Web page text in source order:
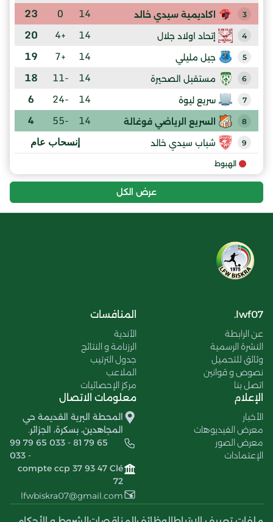
3 اكاديمية سيدي خالد 14
0
23
4 إتحاد اولاد جلال 14
+4
20
5 جيل مليلي 14
+7
19
6 مستقبل الصحيرة 14
-11
18
7 سريع ليوة 14
-24
6
8 السريع الرياضي فوغالة 14
-55
4
9 شباب سيدي خالد إنسحاب عام
الهبوط
عرض الكل
lwf07.
عن الرابطة
النشرة الرسمية
وثائق للتحميل
نصوص و قوانين
اتصل بنا
المنافسات
الأندية
الرزنامة و النتائج
جدول الترتيب
الملاعب
مركز الإحصائيات
الإعلام
الأخبار
معرض الفيديوهات
معرض الصور
الإعتمادات
معلومات الاتصال
المحطة البرية القديمة حي
المجاهدين، بسكرة، الجزائر.
99 79 65 033 - 81 79 65
033 -
compte ccp 37 93 47 Clé
72
lfwbiskra07@gmail.com